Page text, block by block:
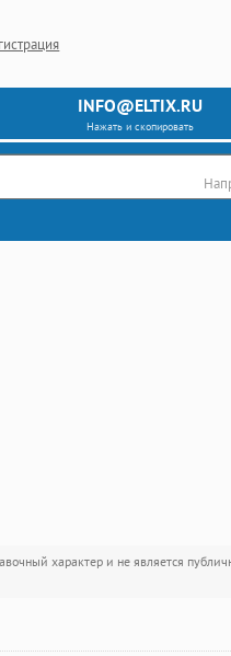
INFO@ELTIX.RU
Нажать и скопировать
характер и не является